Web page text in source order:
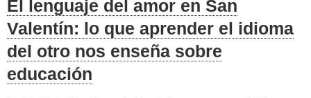
El lenguaje del amor en San
Valentín: lo que aprender el idioma
del otro nos enseña sobre
educación